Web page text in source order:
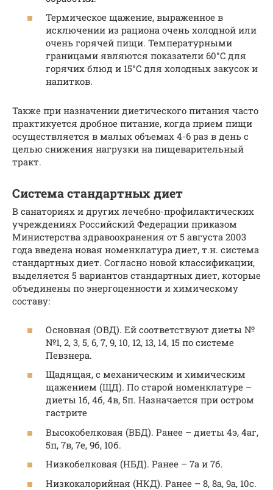
Термическое щажение, выраженное в
исключении из рациона очень холодной или
очень горячей пищи. Температурными
границами являются показатели 60°C для
горячих блюд и 15°C для холодных закусок и
напитков.
Также при назначении диетического питания часто
практикуется дробное питание, когда прием пищи
осуществляется в малых объемах 4-6 раз в день с
целью снижения нагрузки на пищеварительный
тракт.
Система стандартных диет
В санаториях и других лечебно-профилактических
учреждениях Российский Федерации приказом
Министерства здравоохранения от 5 августа 2003
года введена новая номенклатура диет, т.н. система
стандартных диет. Согласно новой классификации,
выделяется 5 вариантов стандартных диет, которые
объединены по энергоценности и химическому
составу:
Основная (ОВД). Ей соответствуют диеты №
№1, 2, 3, 5, 6, 7, 9, 10, 12, 13, 14, 15 по системе
Певзнера.
Щадящая, с механическим и химическим
щажением (ЩД). По старой номенклатуре –
диеты 1б, 4б, 4в, 5п. Назначается при остром
гастрите
Высокобелковая (ВБД). Ранее – диеты 4э, 4аг,
5п, 7в, 7е, 9б, 10б.
Низкобелковая (НБД). Ранее – 7а и 7б.
Низкокалорийная (НКД). Ранее – 8, 8а, 9а, 10с.